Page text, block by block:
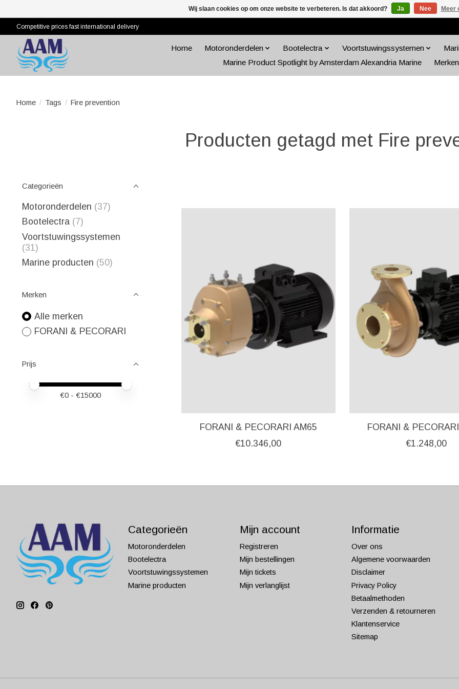
Competitive prices fast international delivery
Home Motoronderdelen Bootelectra Voortstuwingssystemen
Marine Product Spotlight by Amsterdam Alexandria Marine
Merken
Home / Tags / Fire prevention
Producten getagd met Fire
Categorieën
Motoronderdelen (37)
Bootelectra (7)
Voortstuwingssystemen
(31)
Marine producten (50)
Merken
Alle merken
FORANI & PECORARI
Prijs
Minimale prijswaarde
Price maximum value
€0 - €15000
FORANI & PECORARI AM65
€10.346,00
FORANI &
€1.248,00
Categorieën
Motoronderdelen
Bootelectra
Voortstuwingssystemen
Marine producten
Mijn account
Registreren
Mijn bestellingen
Mijn tickets
Mijn verlanglijst
Informatie
Over ons
Algemene voorwaarden
Disclaimer
Privacy Policy
Betaalmethoden
Verzenden & retourneren
Klantenservice
Sitemap
Wij slaan cookies op om onze website te verbeteren. Is dat akkoord? Ja Nee Meer